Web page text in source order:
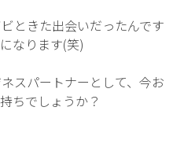
ときた出会いだったんです
なります(笑)
スパートナーとして、今お
ちでしょうか？